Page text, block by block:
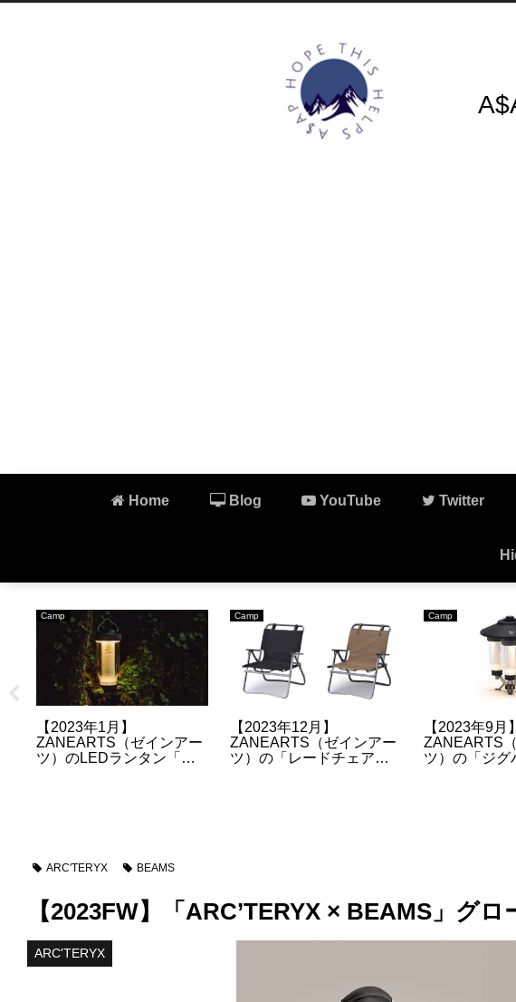
Home Blog YouTube Twitter
Camp
【2023年1月】
ZANEARTS（ゼインアー
ツ）のLEDランタン「ジ
Camp
【2023年12月】
ZANEARTS（ゼインアー
ツ）の「レードチェア」
Camp
【2023年9月】
ZANEARTS
ツ）の「ジグ
ARC'TERYX BEAMS
【2023FW】「ARC’TERYX × BEAMS」グ
ARC'TERYX